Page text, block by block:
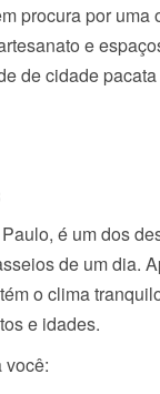
procura por uma
e
de cidade
é um dos
de um dia.
o clima
e idades.
você: